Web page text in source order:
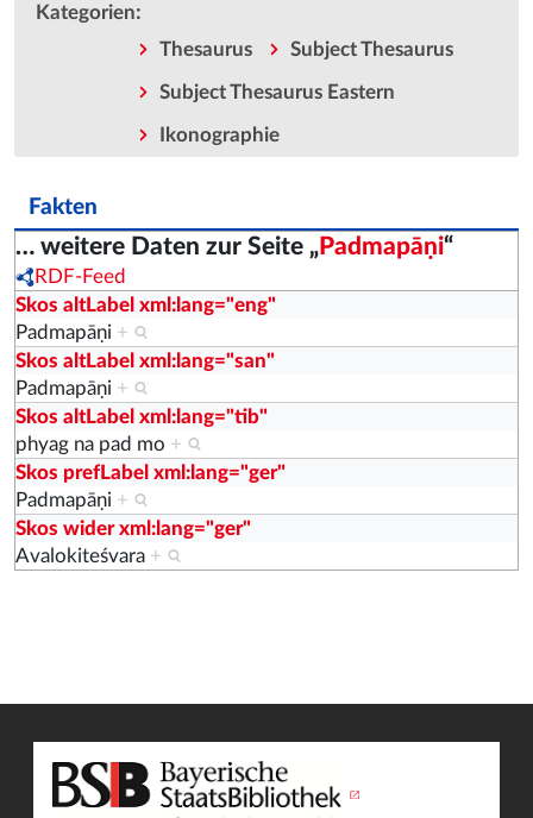
Kategorien:
Thesaurus Subject Thesaurus
Subject Thesaurus Eastern
Ikonographie
Fakten
… weitere Daten zur Seite „Padmapāṇi“
RDF-Feed
Skos altLabel xml:lang="eng"
Padmapāṇi +
Skos altLabel xml:lang="san"
Padmapāṇi +
Skos altLabel xml:lang="tib"
phyag na pad mo +
Skos prefLabel xml:lang="ger"
Padmapāṇi +
Skos wider xml:lang="ger"
Avalokiteśvara +